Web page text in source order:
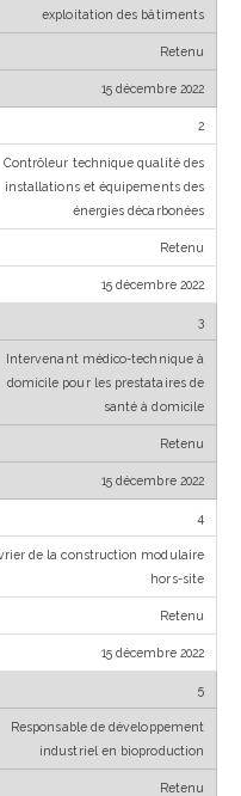
exploitation des bâtiments
Retenu
15 décembre 2022
2
Contrôleur technique qualité des
installations et équipements des
énergies décarbonées
Retenu
15 décembre 2022
3
Intervenant médico-technique à
domicile pour les prestataires de
santé à domicile
Retenu
15 décembre 2022
4
de la construction modulaire
hors-site
Retenu
15 décembre 2022
5
Responsable de développement
industriel en bioproduction
Retenu
Choisir son IA en fonction
de ses besoins : guide
complet pour ne plus se
2026
Comment rédiger une
charte d’utilisation de